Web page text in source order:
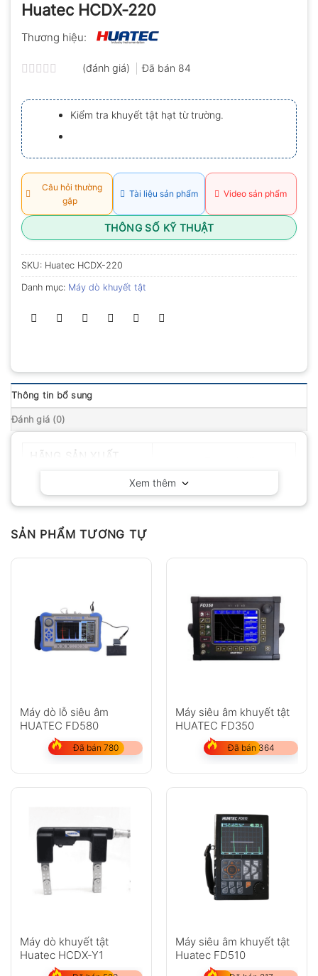
Huatec HCDX-220
Thương hiệu:
xếp
hạng
0.0
5
sao
(đánh giá) Đã bán 84
Kiểm tra khuyết tật hạt từ trường.
Câu hỏi thường
gặp
Tài liệu sản phẩm Video sản phẩm
THÔNG SỐ KỸ THUẬT
SKU: Huatec HCDX-220
Danh mục: Máy dò khuyết tật
Thông tin bổ sung
Đánh giá (0)
Xem thêm
SẢN PHẨM TƯƠNG TỰ
Máy dò lỗ siêu âm
HUATEC FD580
Đã bán 780
Máy siêu âm khuyết tật
HUATEC FD350
Đã bán 364
Máy dò khuyết tật
Huatec HCDX-Y1
Máy siêu âm khuyết tật
Huatec FD510